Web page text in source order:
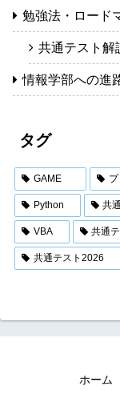
勉強法・ロード
共通テスト解
情報学部への進
タグ
GAME
Python 共
VBA 共通
共通テスト2026
ホーム